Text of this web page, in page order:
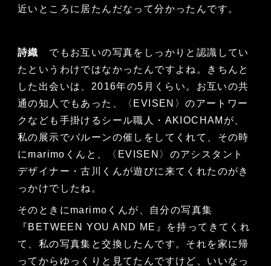
近いところに居たんだなって分かったんです。
詩織 でもお互いの写真をしっかりと認識してい
たというわけではなかったんですよね。きちんと
した出会いは、2016年の5月くらい。お互いの共
通の知人でもあった、〈EVISEN〉のアートワー
クなども手掛けるシール職人・AKIOCHAMが、
私の展示でバルーンの催しをしてくれて、その時
にmarimoくんと、〈EVISEN〉のアシスタント
デザイナー・古川くんが遊びに来てくれたのがき
っかけでしたね。
そのときにmarimoくんが、自分の写真集
『BETWEEN YOU AND ME』を持ってきてくれ
て、私の写真集と交換したんです。それを家に帰
ってからゆっくりと見てたんですけど、いいなっ